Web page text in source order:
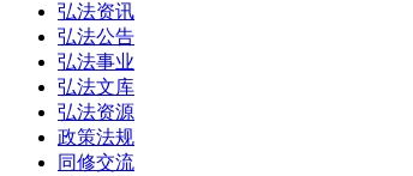
弘法资讯
弘法公告
弘法事业
弘法文库
弘法资源
政策法规
同修交流